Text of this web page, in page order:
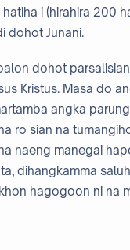
i (hirahira 200
dohot Junani.
dohot
Kristus. Masa do
angka
ro sian na
naeng manegai
dihangkamma
hagogoon ni na